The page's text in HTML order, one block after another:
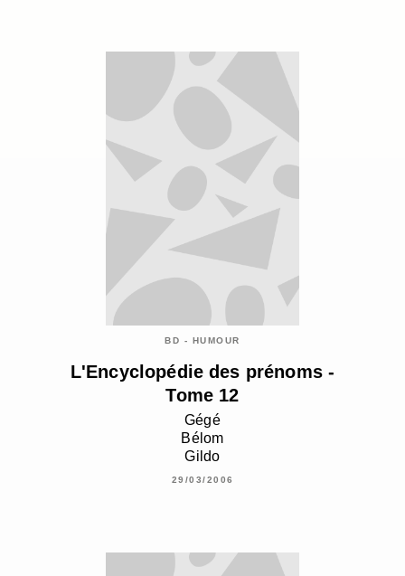
BD - HUMOUR
L'Encyclopédie des prénoms -
Tome 12
Gégé
Bélom
Gildo
29/03/2006